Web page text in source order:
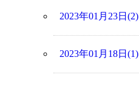
2023年01月23日(2)
2023年01月18日(1)